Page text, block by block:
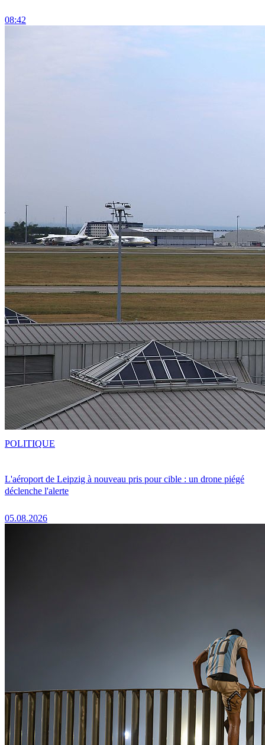
08:42
L'aéroport de Leipzig à nouveau pris pour cible : un drone piégé
déclenche l'alerte
05.08.2026
POLITIQUE